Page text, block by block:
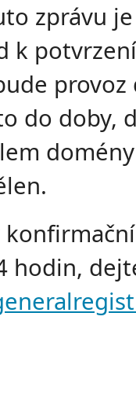
zprávu
k
provoz
do doby,
hodin,